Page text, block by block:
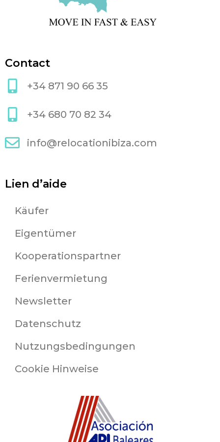
Contact
+34 871 90 66 35
+34 680 70 82 34
info@relocationibiza.com
Lien d’aide
Käufer
Eigentümer
Kooperationspartner
Ferienvermietung
Newsletter
Datenschutz
Nutzungsbedingungen
Cookie Hinweise